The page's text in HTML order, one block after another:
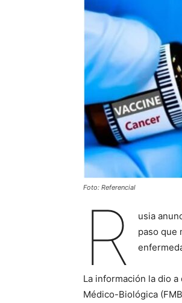
Foto: Referencial
R
usia
paso que
La información la dio
Médico-Biológica